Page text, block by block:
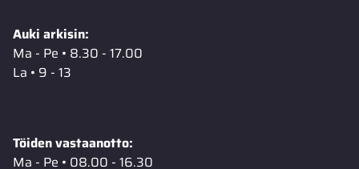
Auki arkisin:
Ma - Pe • 8.30 - 17.00
La • 9 - 13
Töiden vastaanotto:
Ma - Pe • 08.00 - 16.30